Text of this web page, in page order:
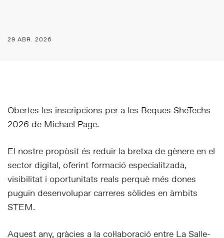
29 ABR. 2026
Obertes les inscripcions per a les Beques SheTechs
2026 de Michael Page.
El nostre propòsit és reduir la bretxa de gènere en el
sector digital, oferint formació especialitzada,
visibilitat i oportunitats reals perquè més dones
puguin desenvolupar carreres sòlides en àmbits
STEM.
Aquest any, gràcies a la col·laboració entre La Salle-